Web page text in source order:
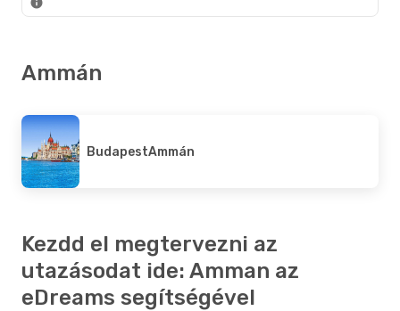
Ammán
BudapestAmmán
Kezdd el megtervezni az
utazásodat ide: Amman az
eDreams segítségével